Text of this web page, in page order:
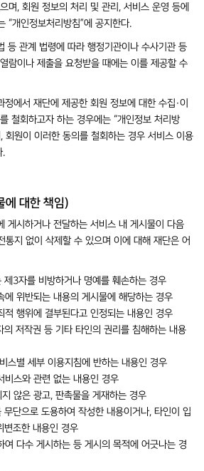
며, 회원 정보의 처리 및 관리, 서비스 운영 등에
“개인정보처리방침”에 공지한다.
등 관계 법령에 따라 행정기관이나 수사기관 등
람이나 제출을 요청받을 때에는 이를 제공할 수
에서 재단에 제공한 회원 정보에 대한 수집·이
철회하고자 하는 경우에는 “개인정보 처리방
회원이 이러한 동의를 철회하는 경우 서비스 이용
.
에 대한 책임)
게시하거나 전달하는 서비스 내 게시물이 다음
통지 없이 삭제할 수 있으며 이에 대해 재단은 어
3자를 비방하거나 명예를 훼손하는 경우
위반되는 내용의 게시물에 해당하는 경우
행위에 결부된다고 인정되는 내용인 경우
저작권 등 기타 타인의 권리를 침해하는 내용
스별 세부 이용지침에 반하는 내용인 경우
스와 관련 없는 내용인 경우
않은 광고, 판촉물을 게재하는 경우
단으로 도용하여 작성한 내용이거나, 타인이 입
변조한 내용인 경우
다수 게시하는 등 게시의 목적에 어긋나는 경